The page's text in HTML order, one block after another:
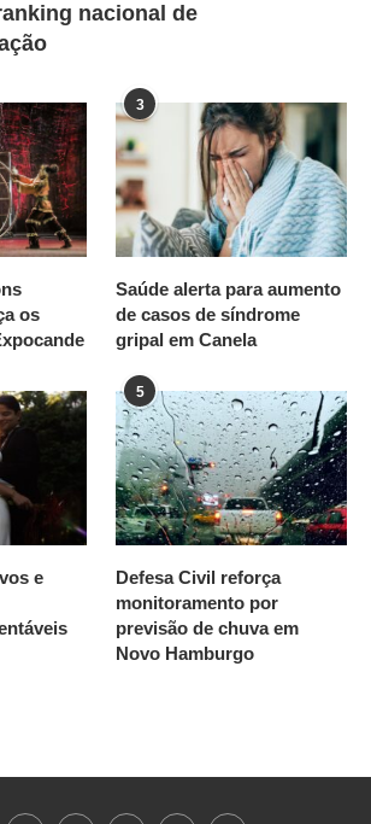
nacional de
os
3
Saúde alerta para aumento
de casos de síndrome
gripal em Canela
e
5
Defesa Civil reforça
monitoramento por
previsão de chuva em
Novo Hamburgo